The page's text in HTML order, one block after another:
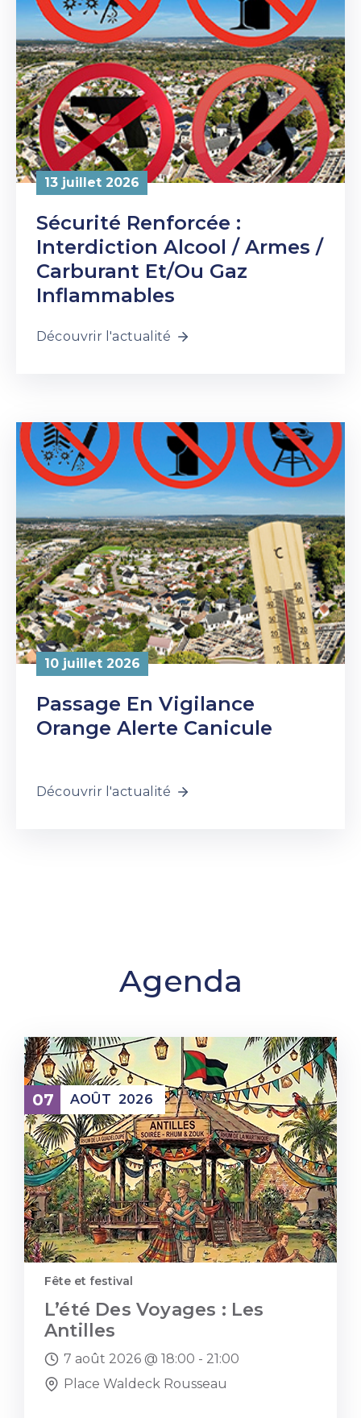
13 juillet 2026
Sécurité Renforcée :
Interdiction Alcool / Armes /
Carburant Et/ou Gaz
Inflammables
Découvrir l'actualité
10 juillet 2026
Passage En Vigilance
Orange Alerte Canicule
Découvrir l'actualité
Agenda
07 AOÛT 2026
Fête et festival
L’été Des Voyages : Les
Antilles
7 août 2026 @ 18:00 - 21:00
Place Waldeck Rousseau